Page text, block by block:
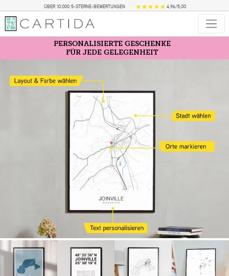
ÜBER 10.000 5-STERNE-BEWERTUNGEN 4,96/5,00
PERSONALISIERTE GESCHENKE
FÜR JEDE GELEGENHEIT